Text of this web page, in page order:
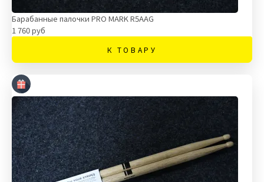
Барабанные палочки PRO MARK R5AAG
1 760 руб
К ТОВАРУ